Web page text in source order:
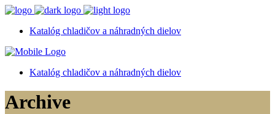
Katalóg chladičov a náhradných dielov
Katalóg chladičov a náhradných dielov
Archive